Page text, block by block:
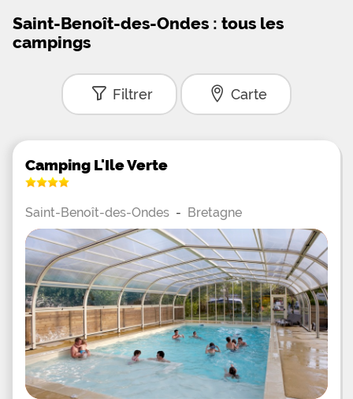
Saint-Benoît-des-Ondes : tous les
campings
Filtrer Carte
Camping L'Ile Verte
Saint-Benoît-des-Ondes - Bretagne